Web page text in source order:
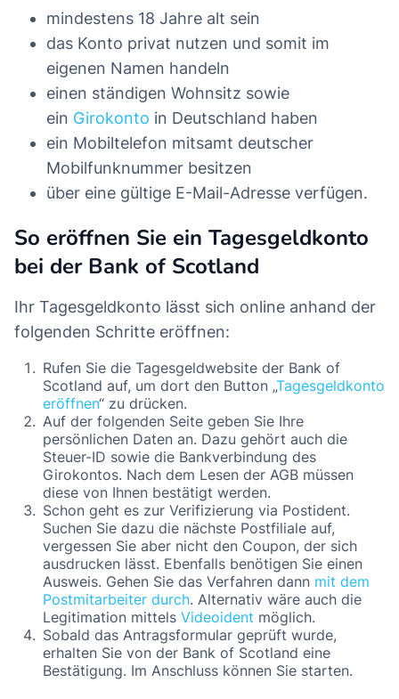
mindestens 18 Jahre alt sein
das Konto privat nutzen und somit im
eigenen Namen handeln
einen ständigen Wohnsitz sowie
ein Girokonto in Deutschland haben
ein Mobiltelefon mitsamt deutscher
Mobilfunknummer besitzen
über eine gültige E-Mail-Adresse verfügen.
So eröffnen Sie ein Tagesgeldkonto
bei der Bank of Scotland
Ihr Tagesgeldkonto lässt sich online anhand der
folgenden Schritte eröffnen:
Rufen Sie die Tagesgeldwebsite der Bank of
Scotland auf, um dort den Button „Tagesgeldkonto
eröffnen“ zu drücken.
Auf der folgenden Seite geben Sie Ihre
persönlichen Daten an. Dazu gehört auch die
Steuer-ID sowie die Bankverbindung des
Girokontos. Nach dem Lesen der AGB müssen
diese von Ihnen bestätigt werden.
Schon geht es zur Verifizierung via Postident.
Suchen Sie dazu die nächste Postfiliale auf,
vergessen Sie aber nicht den Coupon, der sich
ausdrucken lässt. Ebenfalls benötigen Sie einen
Ausweis. Gehen Sie das Verfahren dann mit dem
Postmitarbeiter durch. Alternativ wäre auch die
Legitimation mittels Videoident möglich.
Sobald das Antragsformular geprüft wurde,
erhalten Sie von der Bank of Scotland eine
Bestätigung. Im Anschluss können Sie starten.